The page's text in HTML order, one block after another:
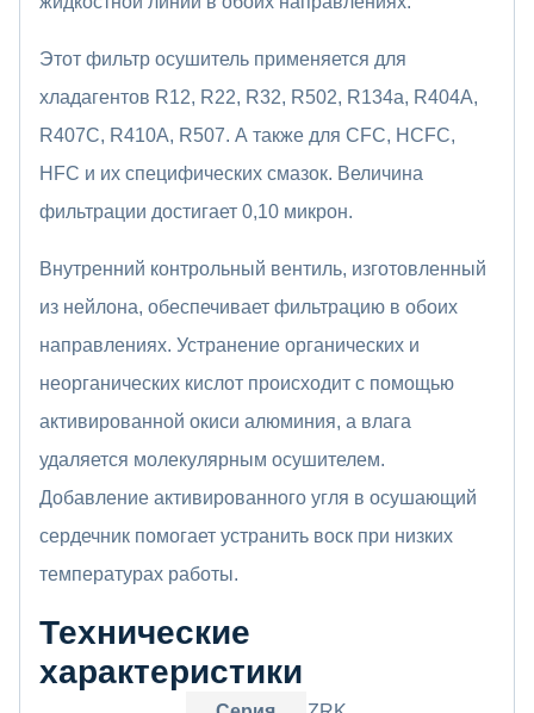
Этот фильтр осушитель применяется для
хладагентов R12, R22, R32, R502, R134a, R404A,
R407C, R410A, R507. А также для CFC, HCFC,
HFC и их специфических смазок. Величина
фильтрации достигает 0,10 микрон.
Внутренний контрольный вентиль, изготовленный
из нейлона, обеспечивает фильтрацию в обоих
направлениях. Устранение органических и
неорганических кислот происходит с помощью
активированной окиси алюминия, а влага
удаляется молекулярным осушителем.
Добавление активированного угля в осушающий
сердечник помогает устранить воск при низких
температурах работы.
Технические
характеристики